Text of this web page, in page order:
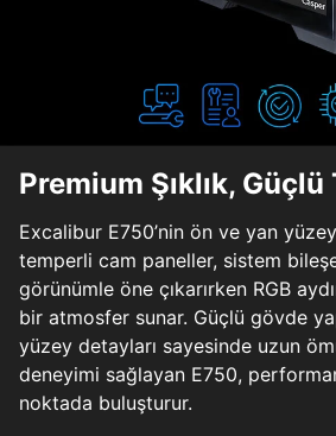
Premium Şıklık, Güçlü
Excalibur E750’nin ön ve yan
temperli cam paneller, sistem
görünümle öne çıkarırken RGB
bir atmosfer sunar. Güçlü gövde
yüzey detayları sayesinde uzun
deneyimi sağlayan E750,
noktada buluşturur.